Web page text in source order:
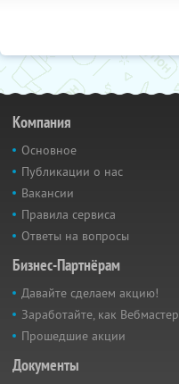
Компания
Основное
Публикации о нас
Вакансии
Правила сервиса
Ответы на вопросы
Бизнес-Партнёрам
Давайте сделаем акцию!
Заработайте, как Вебмастер
Прошедшие акции
Документы